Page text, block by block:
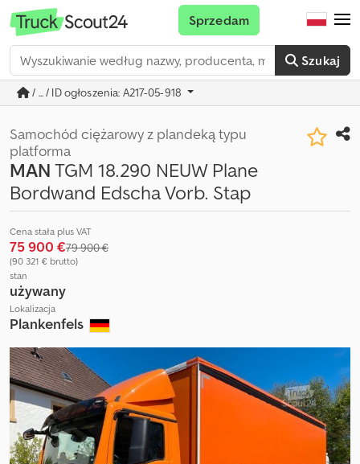
Szukaj
Sprzedam
/ ... / ID ogłoszenia: A217-05-918
Samochód ciężarowy z plandeką typu
platforma
MANTGM 18.290 NEUW Plane
Bordwand Edscha Vorb. Stap
Cena stała plus VAT
75 900 €79 900 €
(90 321 € brutto)
stan
używany
Lokalizacja
Plankenfels